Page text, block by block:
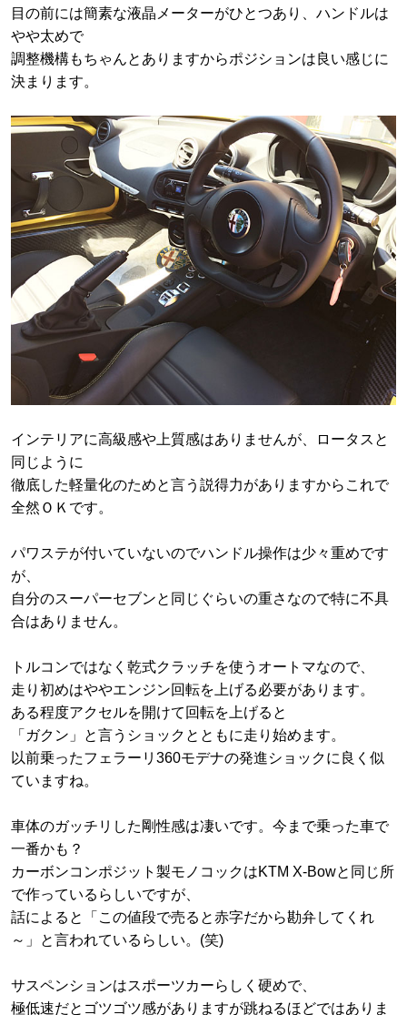
目の前には簡素な液晶メーターがひとつあり、ハンドルは
やや太めで
調整機構もちゃんとありますからポジションは良い感じに
決まります。
インテリアに高級感や上質感はありませんが、ロータスと
同じように
徹底した軽量化のためと言う説得力がありますからこれで
全然ＯＫです。
パワステが付いていないのでハンドル操作は少々重めです
が、
自分のスーパーセブンと同じぐらいの重さなので特に不具
合はありません。
トルコンではなく乾式クラッチを使うオートマなので、
走り初めはややエンジン回転を上げる必要があります。
ある程度アクセルを開けて回転を上げると
「ガクン」と言うショックとともに走り始めます。
以前乗ったフェラーリ360モデナの発進ショックに良く似
ていますね。
車体のガッチリした剛性感は凄いです。今まで乗った車で
一番かも？
カーボンコンポジット製モノコックはKTM X-Bowと同じ所
で作っているらしいですが、
話によると「この値段で売ると赤字だから勘弁してくれ
～」と言われているらしい。(笑)
サスペンションはスポーツカーらしく硬めで、
極低速だとゴツゴツ感がありますが跳ねるほどではありま